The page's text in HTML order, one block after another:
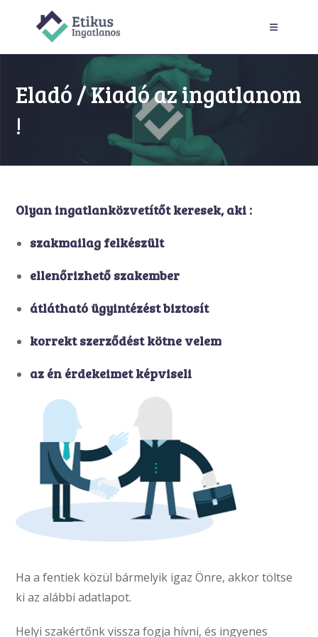
Eladó / Kiadó az ingatlanom
!
Olyan ingatlanközvetítőt keresek, aki :
szakmailag felkészült
ellenőrizhető szakember
átlátható ügyintézést biztosít
korrekt szerződést kötne velem
az én érdekeimet képviseli
Ha a fentiek közül bármelyik igaz Önre, akkor töltse
ki az alábbi adatlapot.
Helyi szakértőnk vissza fogja hívni, és ingyenes